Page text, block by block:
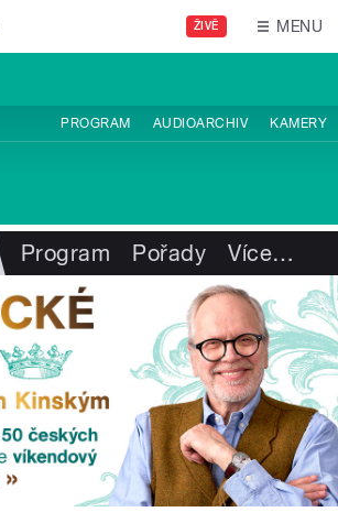
ŽIVĚ MENU
PROGRAM AUDIOARCHIV KAMERY
Program Pořady Více…